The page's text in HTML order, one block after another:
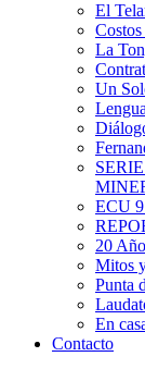
El
La
Un
ECU
20
Mitos
Punta
En
Contacto